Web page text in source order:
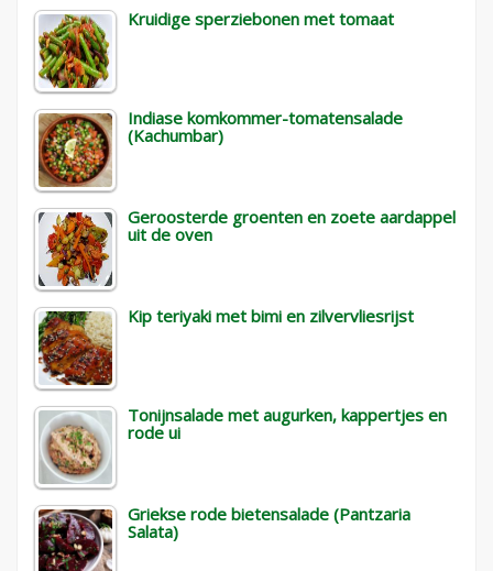
Kruidige sperziebonen met tomaat
Indiase komkommer-tomatensalade
(Kachumbar)
Geroosterde groenten en zoete aardappel
uit de oven
Kip teriyaki met bimi en zilvervliesrijst
Tonijnsalade met augurken, kappertjes en
rode ui
Griekse rode bietensalade (Pantzaria
Salata)